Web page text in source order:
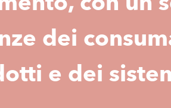
dei
e dei